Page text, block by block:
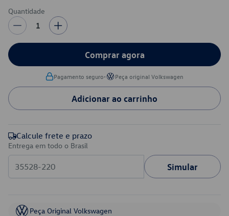
Quantidade
1
Comprar agora
Pagamento seguro• Peça original Volkswagen
Adicionar ao carrinho
Calcule frete e prazo
Entrega em todo o Brasil
Simular
Peça Original Volkswagen